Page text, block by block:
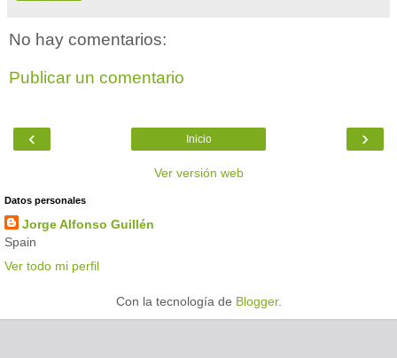
No hay comentarios:
Publicar un comentario
‹ ›
Inicio
Ver versión web
Datos personales
Jorge Alfonso Guillén
Spain
Ver todo mi perfil
Con la tecnología de Blogger.